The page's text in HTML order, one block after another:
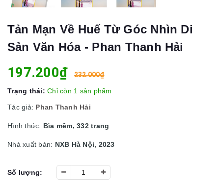
Tản Mạn Về Huế Từ Góc Nhìn Di
Sản Văn Hóa - Phan Thanh Hải
197.200₫ 232.000₫
Trạng thái: Chỉ còn 1 sản phẩm
Tác giả: Phan Thanh Hải
Hình thức: Bìa mềm, 332 trang
Nhà xuất bản: NXB Hà Nội, 2023
Số lượng: